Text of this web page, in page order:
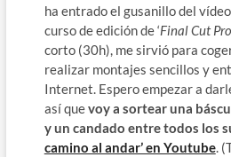
ha entrado el gusanillo del
curso de edición de ‘Final Cut Pro
corto (30h), me sirvió para
realizar montajes sencillos y
Internet. Espero empezar a
así quevoy a sortear una
y un candado entre todos los
camino al andar’ en Youtube.